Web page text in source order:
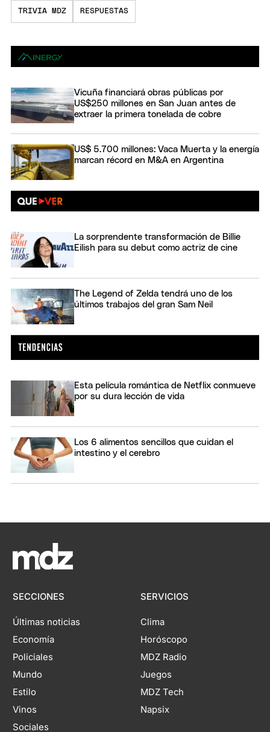
TRIVIA MDZ RESPUESTAS
Vicuña financiará obras públicas por
US$250 millones en San Juan antes de
extraer la primera tonelada de cobre
US$ 5.700 millones: Vaca Muerta y la energía
marcan récord en M&A en Argentina
La sorprendente transformación de Billie
Eilish para su debut como actriz de cine
The Legend of Zelda tendrá uno de los
últimos trabajos del gran Sam Neil
Esta película romántica de Netflix conmueve
por su dura lección de vida
Los 6 alimentos sencillos que cuidan el
intestino y el cerebro
SECCIONES
Últimas noticias
Economía
Policiales
Mundo
Estilo
Vinos
Sociales
SERVICIOS
Clima
Horóscopo
MDZ Radio
Juegos
MDZ Tech
Napsix